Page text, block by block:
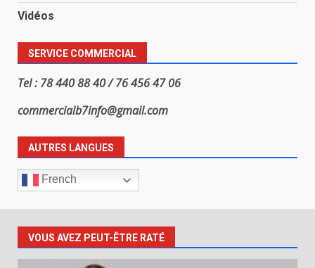
Vidéos
SERVICE COMMERCIAL
Tel : 78 440 88 40 / 76 456 47 06
commercialb7info@gmail.com
AUTRES LANGUES
French
VOUS AVEZ PEUT-ÊTRE RATÉ